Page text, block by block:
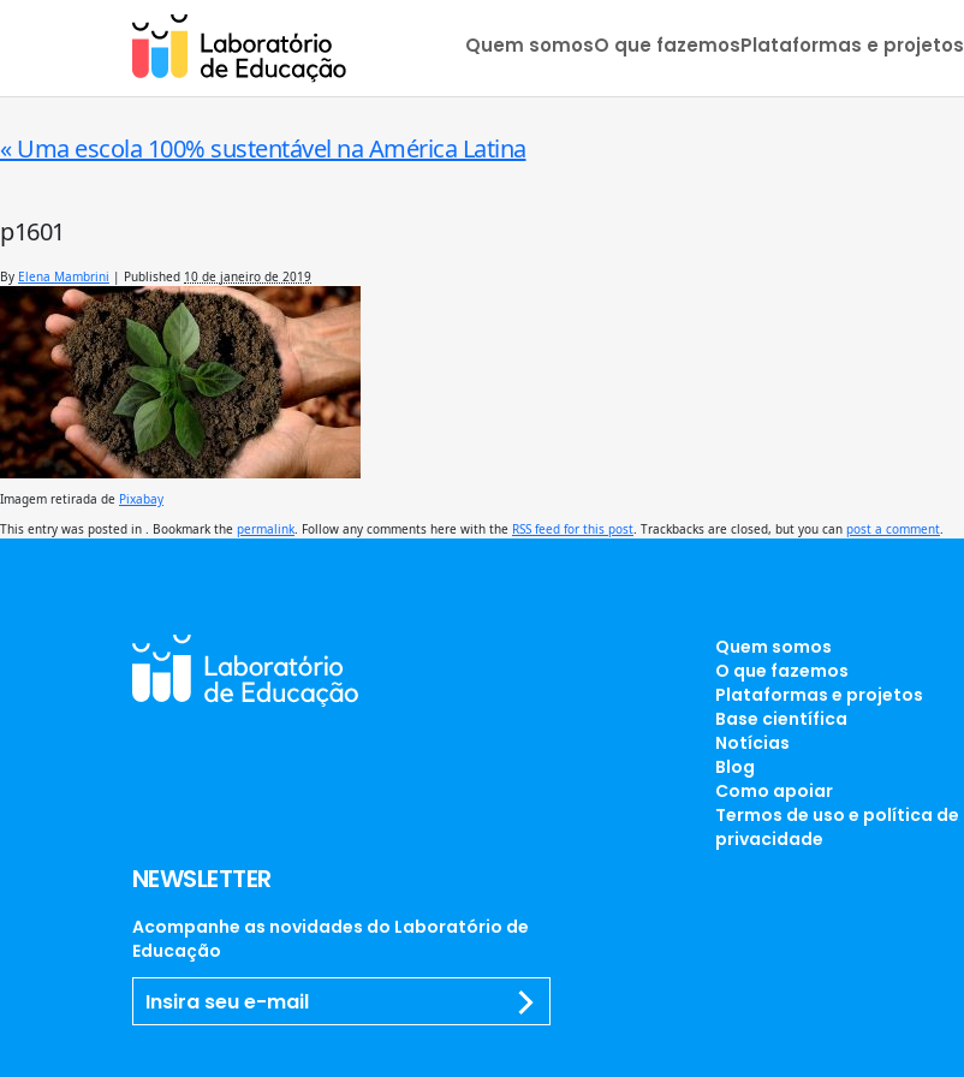
Quem somosO que fazemosPlataformas e projetos
«Uma escola 100% sustentável na América Latina
p1601
By Elena Mambrini | Published 10 de janeiro de 2019
Imagem retirada de Pixabay
This entry was posted in . Bookmark the permalink . Follow any comments here with the RSS feed for this post . Trackbacks are closed, but you can post a comment
NEWSLETTER
Acompanhe as novidades do Laboratório de
Educação
Quem somos
O que fazemos
Plataformas e projetos
Base científica
Notícias
Blog
Como apoiar
Termos de uso e política de
privacidade